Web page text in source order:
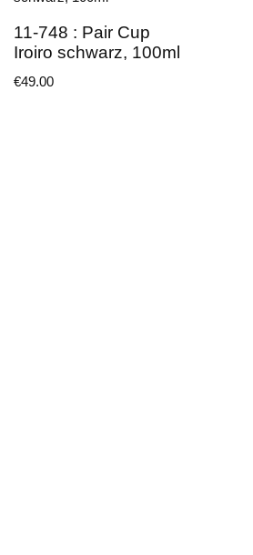
11-748 : Pair Cup
Iroiro schwarz, 100ml
€49.00